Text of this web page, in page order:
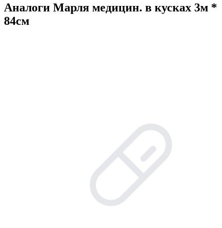
Аналоги Марля медицин. в кусках 3м *
84см